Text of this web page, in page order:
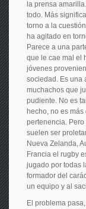
la prensa
todo. Más
torno a la
ha agitado en
Parece a una
que le cae mal el
jóvenes
sociedad. Es una
muchachos que
pudiente. No es
hecho, no es
pertenencia.
suelen ser
Nueva Zelanda,
Francia el rugby
jugado por todas
formador del
un equipo y al
El problema